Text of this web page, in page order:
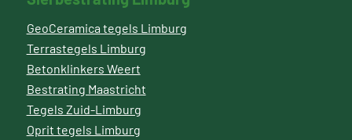
GeoCeramica tegels Limburg
Terrastegels Limburg
Betonklinkers Weert
Bestrating Maastricht
Tegels Zuid-Limburg
Oprit tegels Limburg